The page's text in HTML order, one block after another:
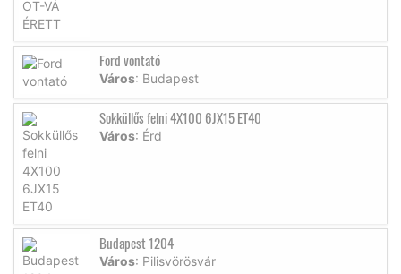
Ford vontató
Város: Budapest
Sokküllős felni 4X100 6JX15 ET40
Város: Érd
Budapest 1204
Város: Pilisvörösvár